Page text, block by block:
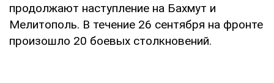
продолжают наступление на Бахмут и
Мелитополь. В течение 26 сентября на фронте
произошло 20 боевых столкновений.